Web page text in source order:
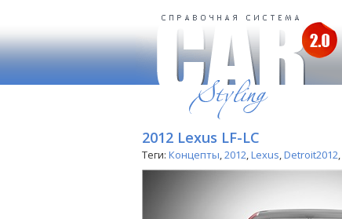
2012 Lexus LF-LC
Теги: Концепты,2012,Lexus,Detroit2012,